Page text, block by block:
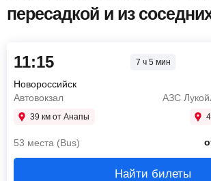
пересадкой и из
11:15 7 ч 5 мин
Новороссийск
Автовокзал
39 км от Анапы
АЗС
53 места (Bus)
Найти билеты